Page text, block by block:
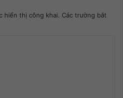
hiển thị công khai. Các trường bắt